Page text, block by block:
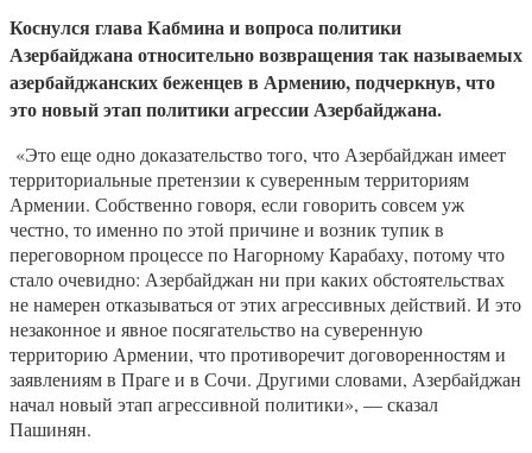
Коснулся глава Кабмина ивопроса политики
Азербайджана относительно возвращения так называемых
азербайджанских беженцев в Армению, подчеркнув, что
это новый этап политики агрессии Азербайджана.
«Это еще одно доказательство того, что Азербайджан имеет
территориальные претензии к суверенным территориям
Армении. Собственно говоря, если говорить совсем уж
честно, то именно по этой причине и возник тупик в
переговорном процессе по Нагорному Карабаху, потому что
стало очевидно: Азербайджан ни при каких обстоятельствах
не намерен отказываться от этих агрессивных действий. И это
незаконное и явное посягательство на суверенную
территорию Армении, что противоречит договоренностям и
заявлениям в Праге и в Сочи. Другими словами, Азербайджан
начал новый этап агрессивной политики», — сказал
Пашинян.